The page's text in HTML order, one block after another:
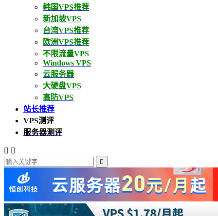
韩国VPS推荐
新加坡VPS
台湾VPS推荐
欧洲VPS推荐
不限流量VPS
Windows VPS
云服务器
大硬盘VPS
高防VPS
站长推荐
VPS测评
服务器测评
 
